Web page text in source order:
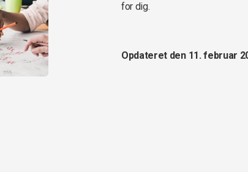
for dig.
Opdateret den 11. februar